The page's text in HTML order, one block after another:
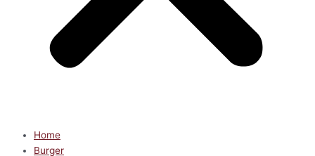
Home
Burger